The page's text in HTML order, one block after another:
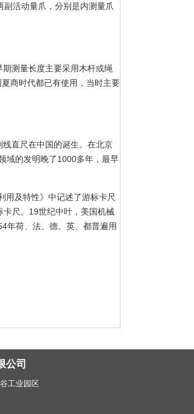
活动量爪，分别是内测量爪
测量长度主要采用木杆或绳
商时代都已有使用，当时主要
直尺在中国的诞生。在北京
域的发明晚了1000多年，最早
用及特性》中记述了游标卡尺
尺。19世纪中叶，美国机械
年荷、法、德、英、都普遍用
公司
工业园区